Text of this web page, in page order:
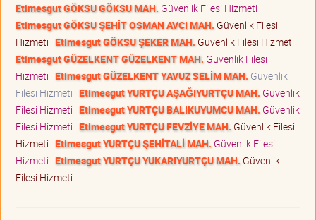
Etimesgut GÖKSU GÖKSU MAH. Güvenlik Filesi Hizmeti
Etimesgut GÖKSU ŞEHİT OSMAN AVCI MAH. Güvenlik Filesi
Hizmeti Etimesgut GÖKSU ŞEKER MAH. Güvenlik Filesi Hizmeti
Etimesgut GÜZELKENT GÜZELKENT MAH. Güvenlik Filesi
Hizmeti Etimesgut GÜZELKENT YAVUZ SELİM MAH. Güvenlik
Filesi Hizmeti Etimesgut YURTÇU AŞAĞIYURTÇU MAH. Güvenlik
Filesi Hizmeti Etimesgut YURTÇU BALIKUYUMCU MAH. Güvenlik
Filesi Hizmeti Etimesgut YURTÇU FEVZİYE MAH. Güvenlik Filesi
Hizmeti Etimesgut YURTÇU ŞEHİTALİ MAH. Güvenlik Filesi
Hizmeti Etimesgut YURTÇU YUKARIYURTÇU MAH. Güvenlik
Filesi Hizmeti